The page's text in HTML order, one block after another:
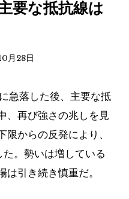
要な抵抗線は
月28日
急落した後、主要な抵
、再び強さの兆しを見
からの反発により、
。勢いは増している
引き続き慎重だ。